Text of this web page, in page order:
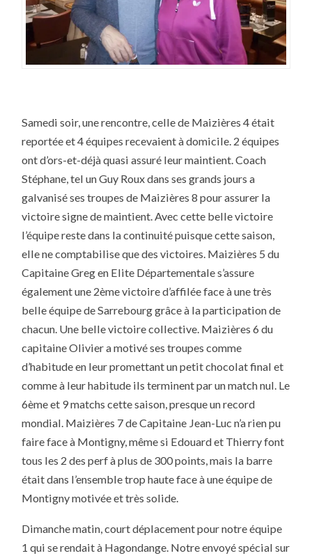
Samedi soir, une rencontre, celle de Maizières 4 était
reportée et 4 équipes recevaient à domicile. 2 équipes
ont d’ors-et-déjà quasi assuré leur maintient. Coach
Stéphane, tel un Guy Roux dans ses grands jours a
galvanisé ses troupes de Maizières 8 pour assurer la
victoire signe de maintient. Avec cette belle victoire
l’équipe reste dans la continuité puisque cette saison,
elle ne comptabilise que des victoires. Maizières 5 du
Capitaine Greg en Elite Départementale s’assure
également une 2ème victoire d’affilée face à une très
belle équipe de Sarrebourg grâce à la participation de
chacun. Une belle victoire collective. Maizières 6 du
capitaine Olivier a motivé ses troupes comme
d’habitude en leur promettant un petit chocolat final et
comme à leur habitude ils terminent par un match nul. Le
6ème et 9 matchs cette saison, presque un record
mondial. Maizières 7 de Capitaine Jean-Luc n’a rien pu
faire face à Montigny, même si Edouard et Thierry font
tous les 2 des perf à plus de 300 points, mais la barre
était dans l’ensemble trop haute face à une équipe de
Montigny motivée et très solide.
Dimanche matin, court déplacement pour notre équipe
1 qui se rendait à Hagondange. Notre envoyé spécial sur